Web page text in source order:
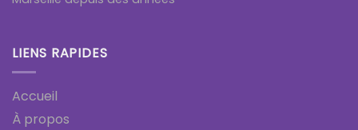
LIENS RAPIDES
Accueil
À propos